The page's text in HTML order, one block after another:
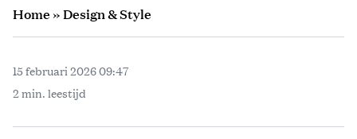
Home»Design & Style
15 februari 2026 09:47
2 min. leestijd